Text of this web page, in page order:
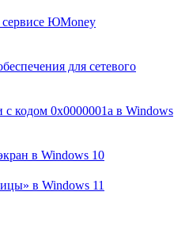
сервисе ЮMoney
для сетевого
кодом 0x0000001a в Windows
в Windows 10
в Windows 11